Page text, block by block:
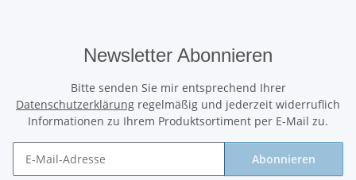
Newsletter Abonnieren
Bitte senden Sie mir entsprechend Ihrer
Datenschutzerklärung regelmäßig und jederzeit widerruflich
Informationen zu Ihrem Produktsortiment per E-Mail zu.
Abonnieren